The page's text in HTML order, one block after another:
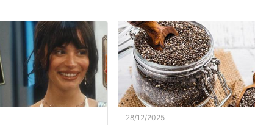
28/12/2025